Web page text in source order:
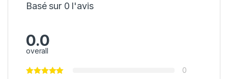
Basé sur 0 l'avis
0.0
overall
0